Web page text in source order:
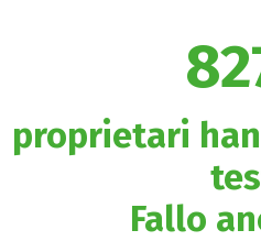
proprietari
Fallo